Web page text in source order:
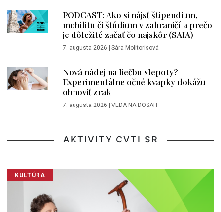
PODCAST: Ako si nájsť štipendium,
mobilitu či štúdium v zahraničí a prečo
je dôležité začať čo najskôr (SAIA)
7. augusta 2026 Sára Molitorisová
Nová nádej na liečbu slepoty?
Experimentálne očné kvapky dokážu
obnoviť zrak
7. augusta 2026 VEDA NA DOSAH
AKTIVITY CVTI SR
KULTÚRA